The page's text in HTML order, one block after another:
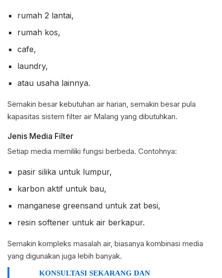
rumah 2 lantai,
rumah kos,
cafe,
laundry,
atau usaha lainnya.
Semakin besar kebutuhan air harian, semakin besar pula
kapasitas sistem filter air Malang yang dibutuhkan.
Jenis Media Filter
Setiap media memiliki fungsi berbeda. Contohnya:
pasir silika untuk lumpur,
karbon aktif untuk bau,
manganese greensand untuk zat besi,
resin softener untuk air berkapur.
Semakin kompleks masalah air, biasanya kombinasi media
yang digunakan juga lebih banyak.
KONSULTASI SEKARANG DAN